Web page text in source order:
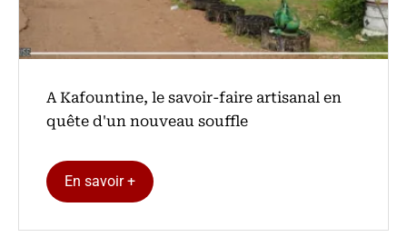
A Kafountine, le savoir-faire artisanal en
quête d'un nouveau souffle
En savoir +